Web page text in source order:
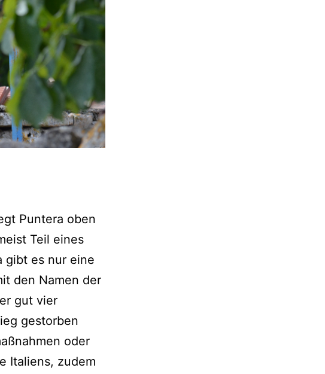
Puntera oben
Teil eines
gibt es nur eine
den Namen der
gut vier
gestorben
oder
Italiens, zudem